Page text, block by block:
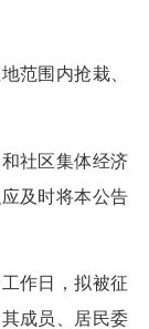
范围内抢栽、
社区集体经济
及时将本公告
作日，拟被征
成员、居民委